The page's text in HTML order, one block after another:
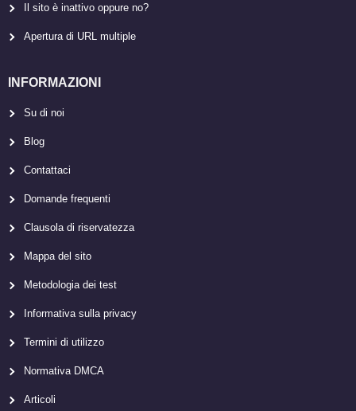
Il sito è inattivo oppure no?
Apertura di URL multiple
INFORMAZIONI
Su di noi
Blog
Contattaci
Domande frequenti
Clausola di riservatezza
Mappa del sito
Metodologia dei test
Informativa sulla privacy
Termini di utilizzo
Normativa DMCA
Articoli